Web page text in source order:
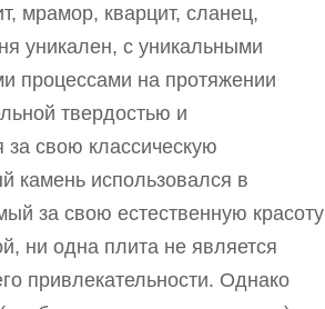
мрамор, кварцит, сланец,
уникален, с уникальными
процессами на протяжении
твердостью и
за свою классическую
камень использовался в
за свою естественную красоту
ни одна плита не является
привлекательности. Однако